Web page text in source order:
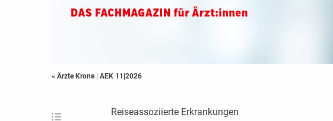
« Ärzte Krone | AEK 11|2026
Reiseassoziierte Erkrankungen